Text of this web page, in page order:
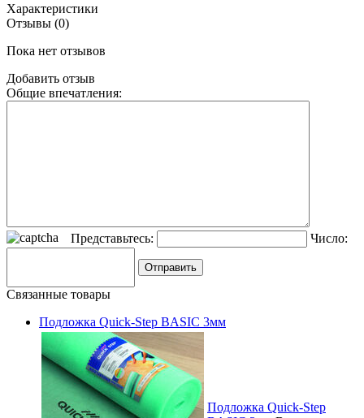
Характеристики
Отзывы (0)
Пока нет отзывов
Добавить отзыв
Общие впечатления:
Представьтесь: Число:
Связанные товары
Подложка Quick-Step BASIC 3мм
Подложка Quick-Step